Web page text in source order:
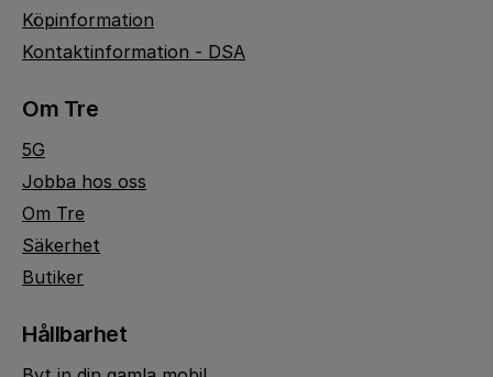
Köpinformation
Kontaktinformation - DSA
Om Tre
5G
Jobba hos oss
Om Tre
Säkerhet
Butiker
Hållbarhet